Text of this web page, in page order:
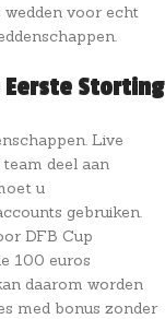
voor echt
Eerste Storting
Live
deel aan
u
gebruiken.
DFB Cup
100 euros
daarom worden
med bonus zonder